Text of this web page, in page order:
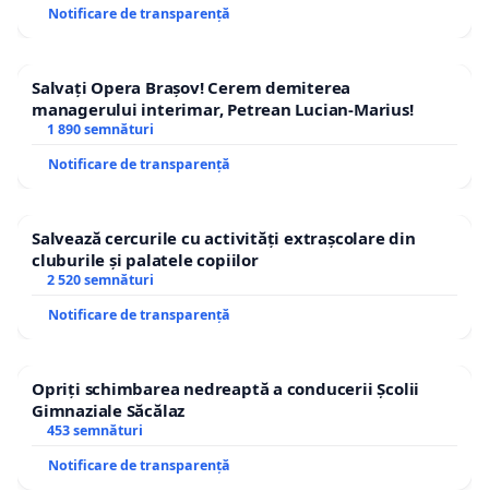
Notificare de transparență
Salvați Opera Brașov! Cerem demiterea
managerului interimar, Petrean Lucian-Marius!
1 890 semnături
Notificare de transparență
Salvează cercurile cu activități extrașcolare din
cluburile și palatele copiilor
2 520 semnături
Notificare de transparență
Opriți schimbarea nedreaptă a conducerii Școlii
Gimnaziale Săcălaz
453 semnături
Notificare de transparență